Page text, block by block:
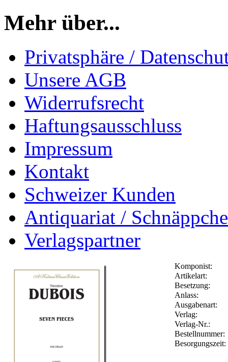
Mehr über...
Privatsphäre /
Unsere AGB
Widerrufsrecht
Haftungsausschluss
Impressum
Kontakt
Schweizer Kunden
Antiquariat /
Verlagspartner
Komponist:
Artikelart:
Besetzung:
Anlass:
Ausgabenart:
Verlag:
Verlag-Nr.:
Besorgungszeit: